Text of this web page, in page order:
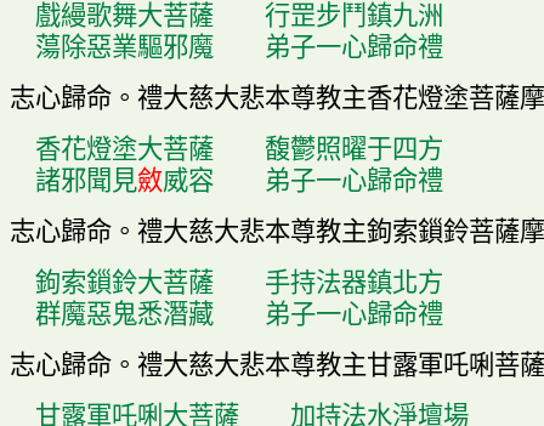
戲縵歌舞大菩薩
行罡步鬥鎮九洲
蕩除惡業驅邪魔
弟子一心歸命禮
志心歸命。 禮大慈大悲本尊教主香花燈塗菩薩
香花燈塗大菩薩
馥鬱照曜于四方
諸邪聞見斂威容
弟子一心歸命禮
志心歸命。 禮大慈大悲本尊教主鉤索鎻鈴菩薩
鉤索鎻鈴大菩薩
手持法器鎮北方
群魔惡鬼悉潛藏
弟子一心歸命禮
志心歸命。 禮大慈大悲本尊教主甘露軍吒唎菩
甘露軍吒唎大菩薩
加持法水淨壇場